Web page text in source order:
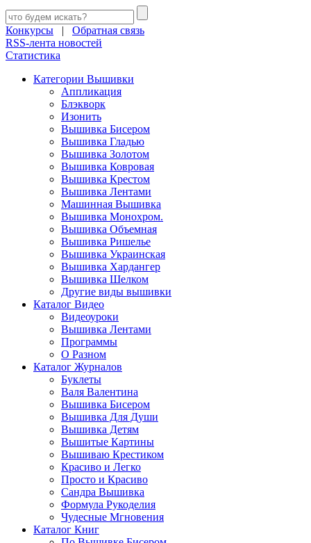
Конкурсы | Обратная связь
RSS-лента новостей
Статистика
Категории Вышивки
Аппликация
Блэкворк
Изонить
Вышивка Бисером
Вышивка Гладью
Вышивка Золотом
Вышивка Ковровая
Вышивка Крестом
Вышивка Лентами
Машинная Вышивка
Вышивка Монохром.
Вышивка Объемная
Вышивка Ришелье
Вышивка Украинская
Вышивка Хардангер
Вышивка Шелком
Другие виды вышивки
Каталог Видео
Видеоуроки
Вышивка Лентами
Программы
О Разном
Каталог Журналов
Буклеты
Валя Валентина
Вышивка Бисером
Вышивка Для Души
Вышивка Детям
Вышитые Картины
Вышиваю Крестиком
Красиво и Легко
Просто и Красиво
Сандра Вышивка
Формула Рукоделия
Чудесные Мгновения
Каталог Книг